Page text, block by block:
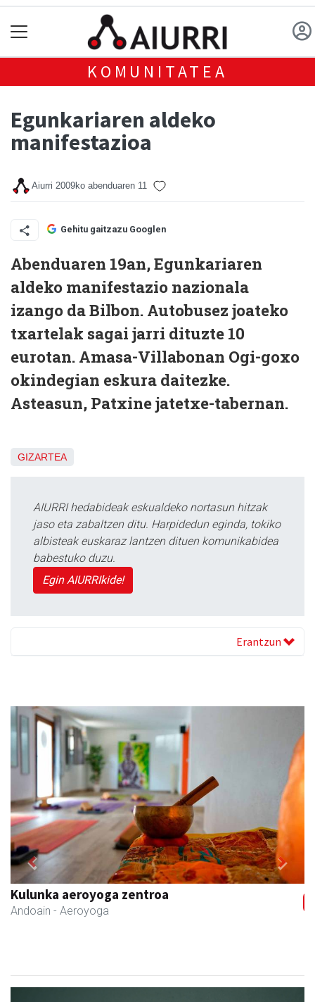
KOMUNITATEA
Egunkariaren aldeko
manifestazioa
Aiurri 2009ko abenduaren 11
Gehitu gaitzazu Googlen
Abenduaren 19an, Egunkariaren
aldeko manifestazio nazionala
izango da Bilbon. Autobusez joateko
txartelak sagai jarri dituzte 10
eurotan. Amasa-Villabonan Ogi-goxo
okindegian eskura daitezke.
Asteasun, Patxine jatetxe-tabernan.
GIZARTEA
AIURRI hedabideak eskualdeko nortasun hitzak
jaso eta zabaltzen ditu. Harpidedun eginda, tokiko
albisteak euskaraz lantzen dituen komunikabidea
babestuko duzu.
Egin AIURRIkide!
Erantzun
Kulunka aeroyoga zentroa
Andoain - Aeroyoga
Previous Next